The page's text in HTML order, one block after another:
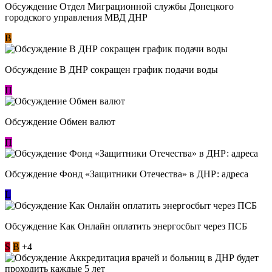
Обсуждение Отдел Миграционной службы Донецкого
городского управления МВД ДНР
В
Обсуждение В ДНР сокращен график подачи воды
П
Обсуждение Обмен валют
П
Обсуждение Фонд «Защитники Отечества» в ДНР: адреса
L
Обсуждение ​Как Онлайн оплатить энергосбыт через ПСБ
S В +4